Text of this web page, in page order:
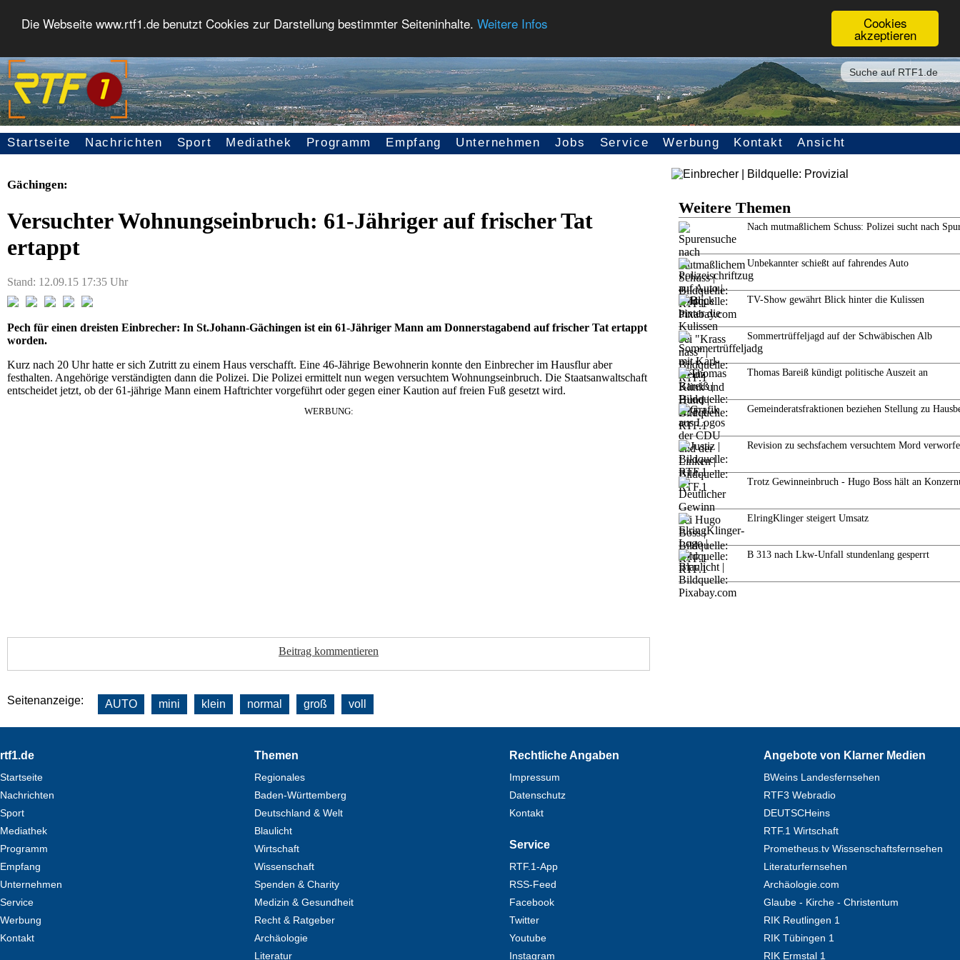
Cookies
akzeptieren
Die Webseite www.rtf1.de benutzt Cookies zur Darstellung bestimmter Seiteninhalte. Weitere Infos
Seitennavigation
Startseite Nachrichten Sport Mediathek Programm Empfang Unternehmen Jobs Service Werbung Kontakt Ansicht
Gächingen:
Versuchter Wohnungseinbruch: 61-Jähriger auf frischer Tat
ertappt
Stand: 12.09.15 17:35 Uhr
Pech für einen dreisten Einbrecher: In St.Johann-Gächingen ist ein 61-Jähriger Mann am Donnerstagabend auf frischer Tat ertappt
worden.
Kurz nach 20 Uhr hatte er sich Zutritt zu einem Haus verschafft. Eine 46-Jährige Bewohnerin konnte den Einbrecher im Hausflur aber
festhalten. Angehörige verständigten dann die Polizei. Die Polizei ermittelt nun wegen versuchtem Wohnungseinbruch. Die Staatsanwaltschaft
entscheidet jetzt, ob der 61-jährige Mann einem Haftrichter vorgeführt oder gegen einer Kaution auf freien Fuß gesetzt wird.
WERBUNG:
Beitrag kommentieren
Weitere Themen
Nach mutmaßlichem Schuss: Polizei sucht nach
Unbekannter schießt auf fahrendes Auto
TV-Show gewährt Blick hinter die Kulissen
Sommertrüffeljagd auf der Schwäbischen Alb
Thomas Bareiß kündigt politische Auszeit an
Gemeinderatsfraktionen beziehen Stellung zu
Revision zu sechsfachem versuchtem Mord
Trotz Gewinneinbruch - Hugo Boss hält an
ElringKlinger steigert Umsatz
B 313 nach Lkw-Unfall stundenlang gesperrt
Seitenanzeige: AUTO mini klein normal groß voll
Footer
rtf1.de
Startseite
Nachrichten
Sport
Mediathek
Programm
Empfang
Unternehmen
Service
Werbung
Kontakt
Themen
Regionales
Baden-Württemberg
Deutschland & Welt
Blaulicht
Wirtschaft
Wissenschaft
Spenden & Charity
Medizin & Gesundheit
Recht & Ratgeber
Archäologie
Literatur
Rechtliche Angaben
Impressum
Datenschutz
Kontakt
Service
RTF.1-App
RSS-Feed
Facebook
Twitter
Youtube
Instagram
Angebote von Klarner Medien
BWeins Landesfernsehen
RTF3 Webradio
DEUTSCHeins
RTF.1 Wirtschaft
Prometheus.tv Wissenschaftsfernsehen
Literaturfernsehen
Archäologie.com
Glaube - Kirche - Christentum
RIK Reutlingen 1
RIK Tübingen 1
RIK Ermstal 1